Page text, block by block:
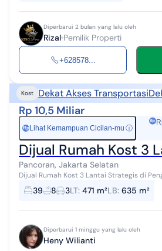
Diperbarui 2 bulan yang lalu oleh
Rizal Pemilik Properti
+628578...
Kost Dekat Akses Transportasi
Rp 10,5 Miliar
Rp Lihat Kemampuan Cicilan-mu ⓘ
Dijual Rumah Kost 3
Pancoran, Jakarta Selatan
Dijual Rumah Kost 3 Lantai Strategis di
Jakarta Selatan L.Tanah 471 m2 L.Bangunan 635 m2. 3 lantai
Spesifikasi Kost : K.T...
39 8 3LT: 471 m²LB: 635 m²
Diperbarui 1 minggu yang lalu oleh
Heny Wilianti